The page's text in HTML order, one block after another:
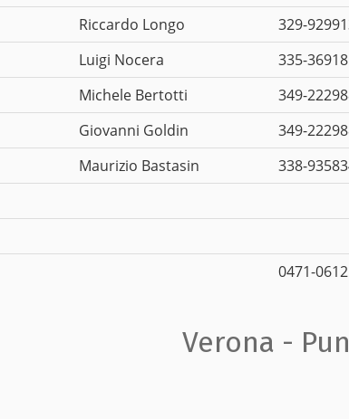
Riccardo Longo
329-
Luigi Nocera
335-
Michele Bertotti
349-
Giovanni Goldin
349-
Maurizio Bastasin 338-
0471-
Verona -